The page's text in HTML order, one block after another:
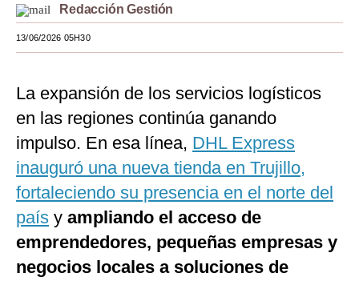
Mundo
España
Internacional
Tecnología
Mix
G de Gestión
Redacción Gestión
13/06/2026 05H30
La expansión de los servicios logísticos
en las regiones continúa ganando
impulso. En esa línea, DHL Express
inauguró una nueva tienda en Trujillo,
fortaleciendo su presencia en el norte del
país y ampliando el acceso de
emprendedores, pequeñas empresas y
negocios locales a soluciones de